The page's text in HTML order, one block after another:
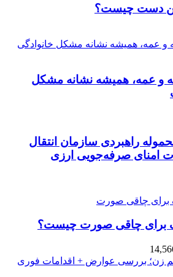
دست چیست؟
و عمه، همیشه نشانه مشکل
راهبردی سازمان انتقال
امنای صرفه‌جویی ارزی
برای چاقی صورت چیست؟